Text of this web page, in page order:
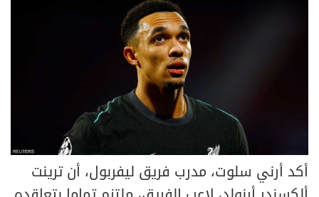
أكد أرني سلوت، مدرب فريق ليفربول، أن ترينت